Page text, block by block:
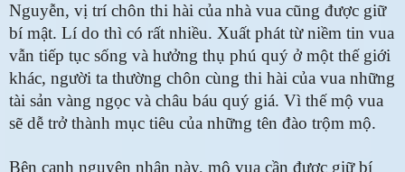
Nguyễn, vị trí chôn thi hài của nhà vua cũng được giữ
bí mật. Lí do thì có rất nhiều. Xuất phát từ niềm tin vua
vẫn tiếp tục sống và hưởng thụ phú quý ở một thế giới
khác, người ta thường chôn cùng thi hài của vua những
tài sản vàng ngọc và châu báu quý giá. Vì thế mộ vua
sẽ dễ trở thành mục tiêu của những tên đào trộm mộ.
Bên cạnh nguyên nhân này, mộ vua cần được giữ bí